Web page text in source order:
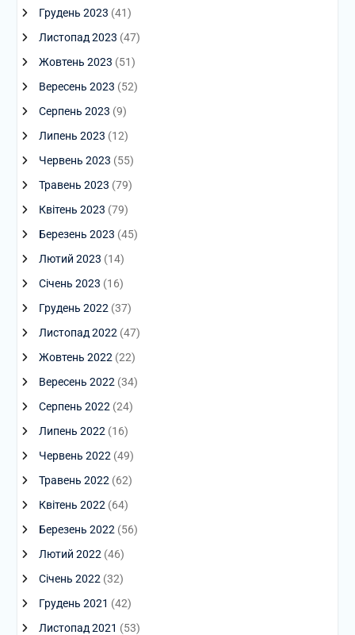
Грудень 2023 (41)
Листопад 2023 (47)
Жовтень 2023 (51)
Вересень 2023 (52)
Серпень 2023 (9)
Липень 2023 (12)
Червень 2023 (55)
Травень 2023 (79)
Квітень 2023 (79)
Березень 2023 (45)
Лютий 2023 (14)
Січень 2023 (16)
Грудень 2022 (37)
Листопад 2022 (47)
Жовтень 2022 (22)
Вересень 2022 (34)
Серпень 2022 (24)
Липень 2022 (16)
Червень 2022 (49)
Травень 2022 (62)
Квітень 2022 (64)
Березень 2022 (56)
Лютий 2022 (46)
Січень 2022 (32)
Грудень 2021 (42)
Листопад 2021 (53)